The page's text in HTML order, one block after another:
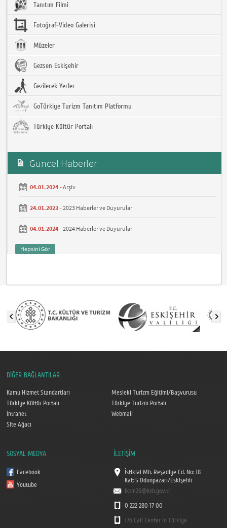
Tanıtım Filmi
Fotoğraf-Video Galerisi
Müzeler
Gezsen Eskişehir
Gezilecek Yerler
GoTürkiye Turizm Tanıtım Platformu
Türkiye Kültür Portalı
Güncel Haberler
04.01.2024 -Arşiv
24.01.2023 -2023 Haberler ve Duyurular
04.01.2024 -2024 Haberler ve Duyurular
Hepsini Gör
DİĞER BAĞLANTILAR
Kamu Hizmet Standartları
Mesleki Turizm Eğitimi/Başvurusu
Türkiye Kültür Portalı
Türkiye Turizm Portalı
Intranet
Webmail
Site Ağacı
SOSYAL MEDYA
Facebook
Youtube
İLETİŞİM
İstiklal Mh. Reşadiye Cd. No: 18
Kat: 5 Odunpazarı/Eskişehir
iktm26@ktb.gov.tr
0 222 280 17 00
176 Call Center in Türkiye